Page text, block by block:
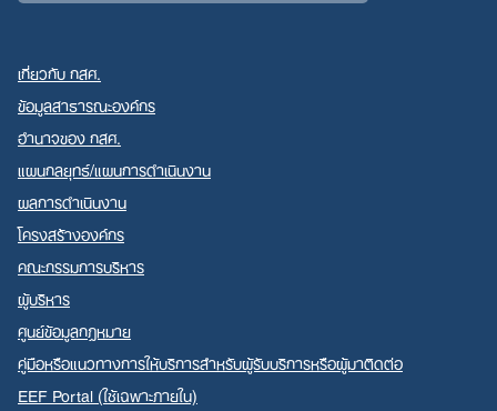
เกี่ยวกับ กสศ.
ข้อมูลสาธารณะองค์กร
อำนาจของ กสศ.
แผนกลยุทธ์/แผนการดำเนินงาน
ผลการดำเนินงาน
โครงสร้างองค์กร
คณะกรรมการบริหาร
ผู้บริหาร
ศูนย์ข้อมูลกฎหมาย
คู่มือหรือแนวทางการให้บริการสำหรับผู้รับบริการหรือผู้มาติดต่อ
EEF Portal (ใช้เฉพาะภายใน)